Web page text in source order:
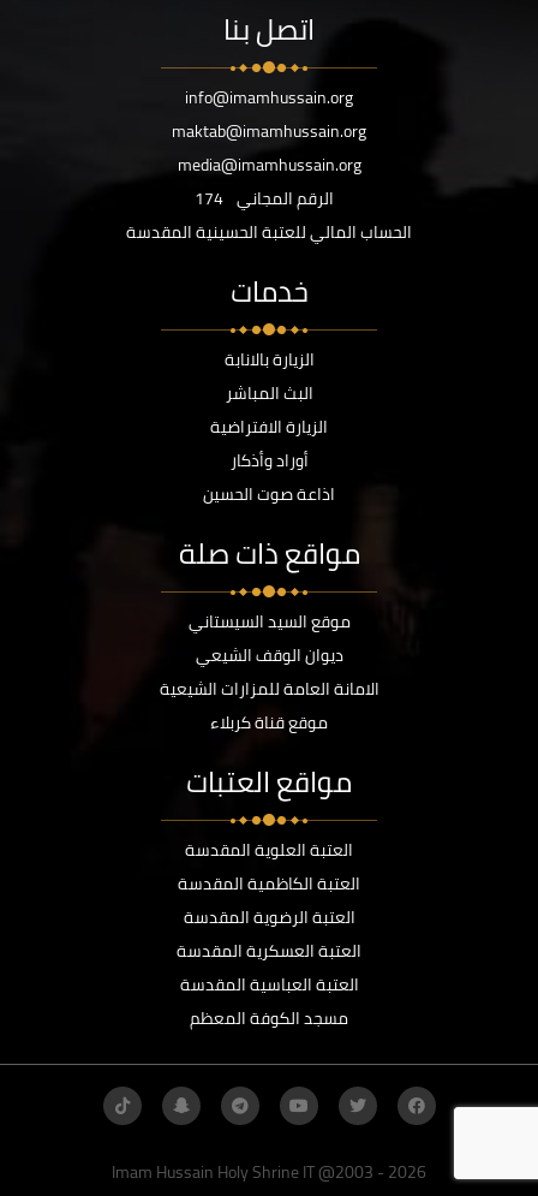
اتصل بنا
info@imamhussain.org
maktab@imamhussain.org
media@imamhussain.org
الرقم المجاني 174
الحساب المالي للعتبة الحسينية المقدسة
خدمات
الزيارة بالانابة
البث المباشر
الزيارة الافتراضية
أوراد وأذكار
اذاعة صوت الحسين
مواقع ذات صلة
موقع السيد السيستاني
ديوان الوقف الشيعي
الامانة العامة للمزارات الشيعية
موقع قناة كربلاء
مواقع العتبات
العتبة العلوية المقدسة
العتبة الكاظمية المقدسة
العتبة الرضوية المقدسة
العتبة العسكرية المقدسة
العتبة العباسية المقدسة
مسجد الكوفة المعظم
Imam Hussain Holy Shrine IT @2003 - 2026